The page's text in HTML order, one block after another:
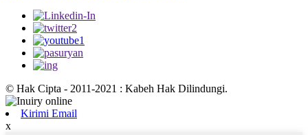
© Hak Cipta - 2011-2021 : Kabeh Hak Dilindungi.
Kirimi Email
x